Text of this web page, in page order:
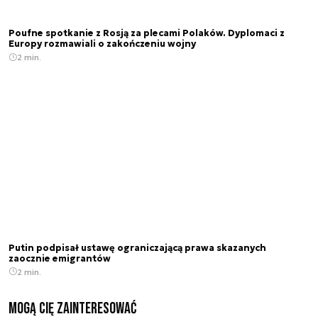
Poufne spotkanie z Rosją za plecami Polaków. Dyplomaci z
Europy rozmawiali o zakończeniu wojny
2 min.
Putin podpisał ustawę ograniczającą prawa skazanych
zaocznie emigrantów
2 min.
Mogą Cię zainteresować